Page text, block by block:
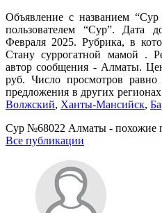
Объявление с названием
пользователем “Сур”. Дата
Февраля 2025. Рубрика, в
Cтану суррогатной мамой .
автор сообщения - Алматы.
руб. Число просмотров
предложения в других
Волжский, Ханты-Мансийск,
Сур №68022 Алматы - похожие
Все публикации